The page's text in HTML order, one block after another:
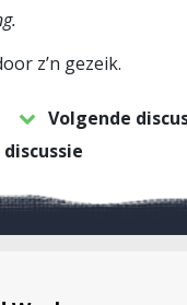
z’n gezeik.
Volgende